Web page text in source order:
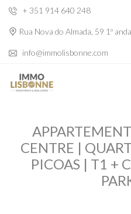
+ 351 914 640 248
Rua Nova do Almada, 59 1º
info@immolisbonne.com
CENTRE |
PICOAS | T1 +